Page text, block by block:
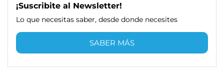
¡Suscribite al Newsletter!
Lo que necesitas saber, desde donde necesites
SABER MÁS